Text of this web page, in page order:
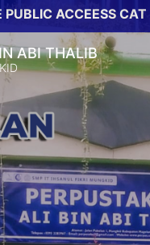
ACCEESS
ABI THALIB